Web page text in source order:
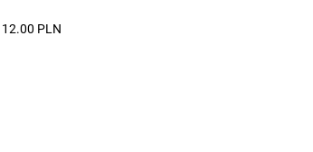
12.00 PLN